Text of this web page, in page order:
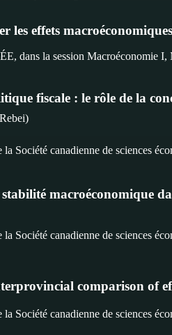
les effets
dans la session Macroéconomie
fiscale : le rôle de la
la Société canadienne de sciences
macroéconomique
la Société canadienne de sciences
comparison of
la Société canadienne de sciences